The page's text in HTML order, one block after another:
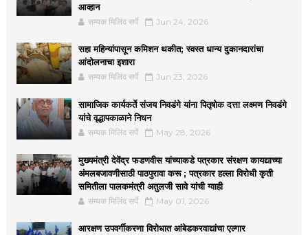
आव्हान
सम्यक मिलिंद सर्पे Jun 24, 2026
सहा महिन्यांपासून कमिशन थकीत; स्वस्त धान्य दुकानदारांचा
आंदोलनाचा इशारा
सम्यक मिलिंद सर्पे Jun 23, 2026
सामाजिक कार्यकर्ते संजय निवडंगे यांना पितृषोक दत्ता लक्ष्मण निवडंगे
यांचे वृद्धापकाळाने निधन
सम्यक मिलिंद सर्पे May 28, 2026
मुख्यमंत्री देवेंद्र फडणवीस यांच्याकडे पत्रकार संरक्षण कायद्याच्या
अंमलबजावणीसाठी पाठपुरावा करू ; पत्रकार हल्ला विरोधी कृती
समितीला पालकमंत्री अतुलजी सावे यांची ग्वाही
सम्यक मिलिंद सर्पे May 01, 2026
आरक्षण उपवर्गीकरणा विरोधात आंबेडकरवाद्यांचा एल्गार